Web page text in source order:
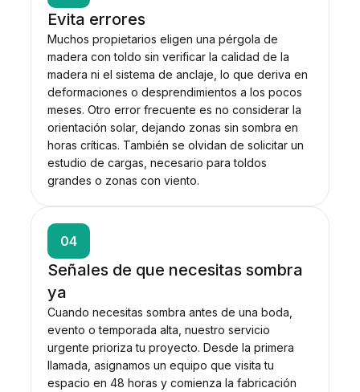
Evita errores
Muchos propietarios eligen una pérgola de
madera con toldo sin verificar la calidad de la
madera ni el sistema de anclaje, lo que deriva en
deformaciones o desprendimientos a los pocos
meses. Otro error frecuente es no considerar la
orientación solar, dejando zonas sin sombra en
horas críticas. También se olvidan de solicitar un
estudio de cargas, necesario para toldos
grandes o zonas con viento.
04
Señales de que necesitas sombra
ya
Cuando necesitas sombra antes de una boda,
evento o temporada alta, nuestro servicio
urgente prioriza tu proyecto. Desde la primera
llamada, asignamos un equipo que visita tu
espacio en 48 horas y comienza la fabricación